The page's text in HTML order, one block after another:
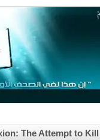
The Attempt to